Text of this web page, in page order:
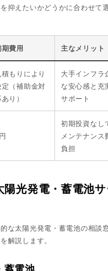
抑えたいかどうかに合わせて
費用 主なメリット
積もりにより
定（補助金対
り）
大手インフラ
な安心感と充
サポート
初期投資なし
メンテナン
負担
光発電・蓄電池
な太陽光発電・蓄電池の相談
解説します。